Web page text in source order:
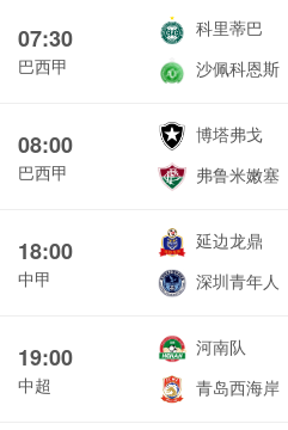
07:30
巴西甲
科里蒂巴
沙佩科恩斯
08:00
巴西甲
博塔弗戈
弗鲁米嫩塞
18:00
中甲
延边龙鼎
深圳青年人
19:00
中超
河南队
青岛西海岸